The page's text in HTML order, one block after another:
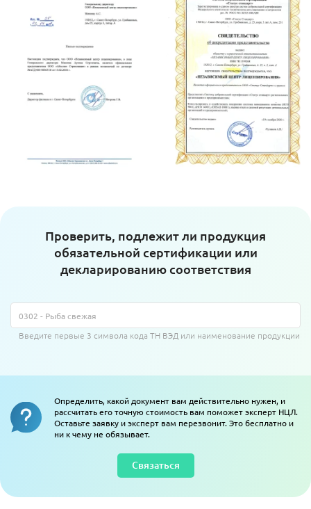
Проверить, подлежит ли продукция
обязательной сертификации или
декларированию соответствия
Введите первые 3 символа кода ТН ВЭД или наименование продукции
Определить, какой документ вам действительно нужен, и
рассчитать его точную стоимость вам поможет эксперт НЦЛ.
Оставьте заявку и эксперт вам перезвонит. Это бесплатно и
ни к чему не обязывает.
Связаться